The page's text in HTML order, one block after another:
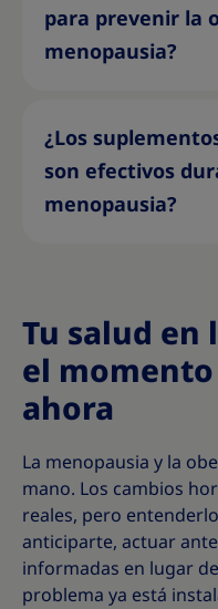
para prevenir la
menopausia?
¿Los
son efectivos
menopausia?
Tu salud en
el
ahora
La menopausia y la
mano. Los cambios
reales, pero
anticiparte, actuar
informadas en lugar
problema ya está